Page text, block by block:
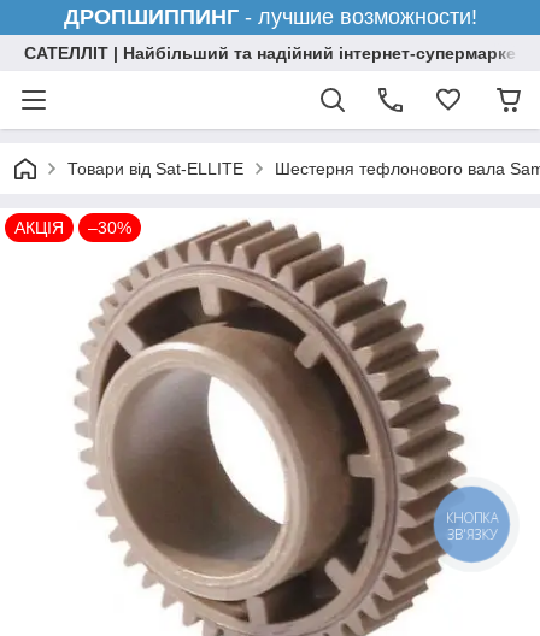
ДРОПШИППИНГ- лучшие возможности!
САТЕЛЛІТ | Найбільший та надійний інтернет-супермаркет
Товари від Sat-ELLITE Шестерня тефлонового вала
АКЦІЯ –30%
КНОПКА
ЗВ'ЯЗКУ